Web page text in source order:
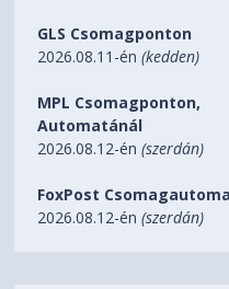
GLS Csomagponton
2026.08.11-én(kedden)
MPL Csomagponton,
Automatánál
2026.08.12-én(szerdán)
FoxPost
2026.08.12-én(szerdán)